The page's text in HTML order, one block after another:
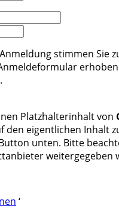
stimmen Sie
Platzhalterinhalt von
den eigentlichen Inhalt
unten. Bitte
weitergegeben
‘